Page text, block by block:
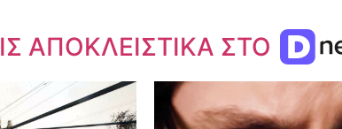
ΑΠΟΚΛΕΙΣΤΙΚΑ ΣΤΟ